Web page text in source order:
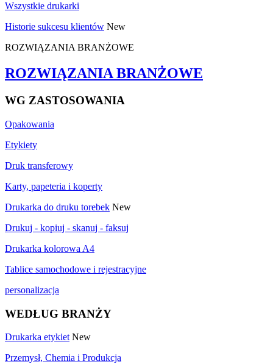
Wszystkie drukarki
Historie sukcesu klientów New
ROZWIĄZANIA BRANŻOWE
ROZWIĄZANIA BRANŻOWE
WG ZASTOSOWANIA
Opakowania
Etykiety
Druk transferowy
Karty, papeteria i koperty
Drukarka do druku torebek New
Drukuj - kopiuj - skanuj - faksuj
Drukarka kolorowa A4
Tablice samochodowe i rejestracyjne
personalizacja
WEDŁUG BRANŻY
Drukarka etykiet New
Przemysł, Chemia i Produkcja